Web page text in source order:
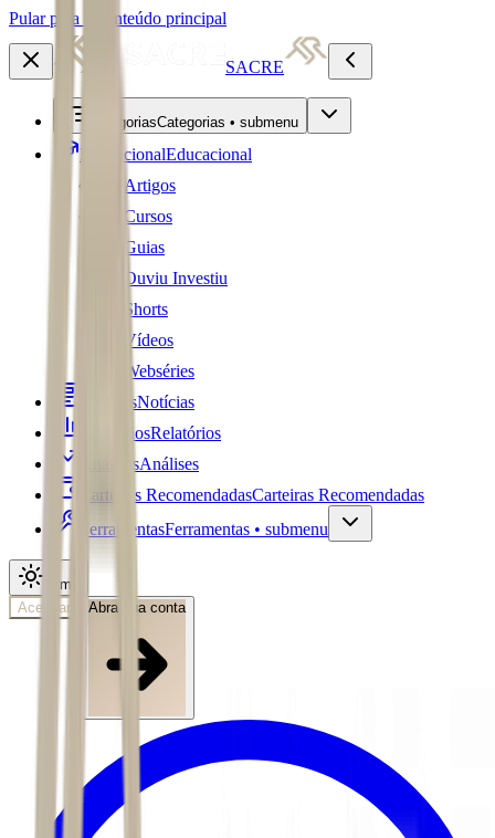
Pular para o conteúdo principal
SACRE
CategoriasCategorias • submenu
EducacionalEducacional
Artigos
Cursos
Guias
Ouviu Investiu
Shorts
Vídeos
Webséries
NotíciasNotícias
RelatóriosRelatórios
AnálisesAnálises
Carteiras RecomendadasCarteiras Recomendadas
FerramentasFerramentas • submenu
Tema
Acessar
Abra sua conta